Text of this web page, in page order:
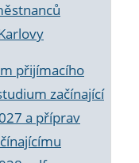
přijímacího
začínající
a příprav